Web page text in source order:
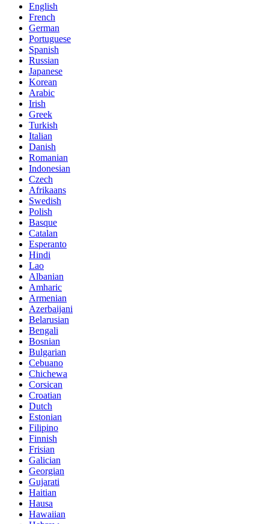
English
French
German
Portuguese
Spanish
Russian
Japanese
Korean
Arabic
Irish
Greek
Turkish
Italian
Danish
Romanian
Indonesian
Czech
Afrikaans
Swedish
Polish
Basque
Catalan
Esperanto
Hindi
Lao
Albanian
Amharic
Armenian
Azerbaijani
Belarusian
Bengali
Bosnian
Bulgarian
Cebuano
Chichewa
Corsican
Croatian
Dutch
Estonian
Filipino
Finnish
Frisian
Galician
Georgian
Gujarati
Haitian
Hausa
Hawaiian